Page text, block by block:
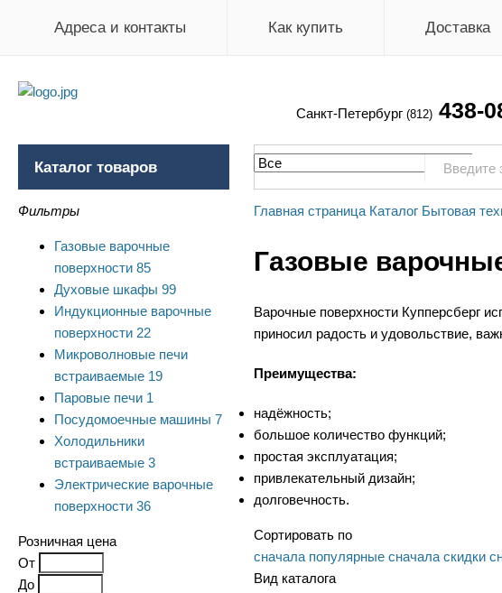
Адреса и контакты Как купить Доставка
Санкт-Петербург (812) 438-
Каталог товаров
Фильтры
Газовые варочные
поверхности 85
Духовые шкафы 99
Индукционные варочные
поверхности 22
Микроволновые печи
встраиваемые 19
Паровые печи 1
Посудомоечные машины 7
Холодильники
встраиваемые 3
Электрические варочные
поверхности 36
Розничная цена
От
До
Главная страница Каталог Бытовая
Газовые
Варочные поверхности Купперсберг
приносил радость и удовольствие,
Преимущества:
надёжность;
большое количество функций;
простая эксплуатация;
привлекательный дизайн;
долговечность.
Сортировать по
сначала популярные сначала скидки
Вид каталога